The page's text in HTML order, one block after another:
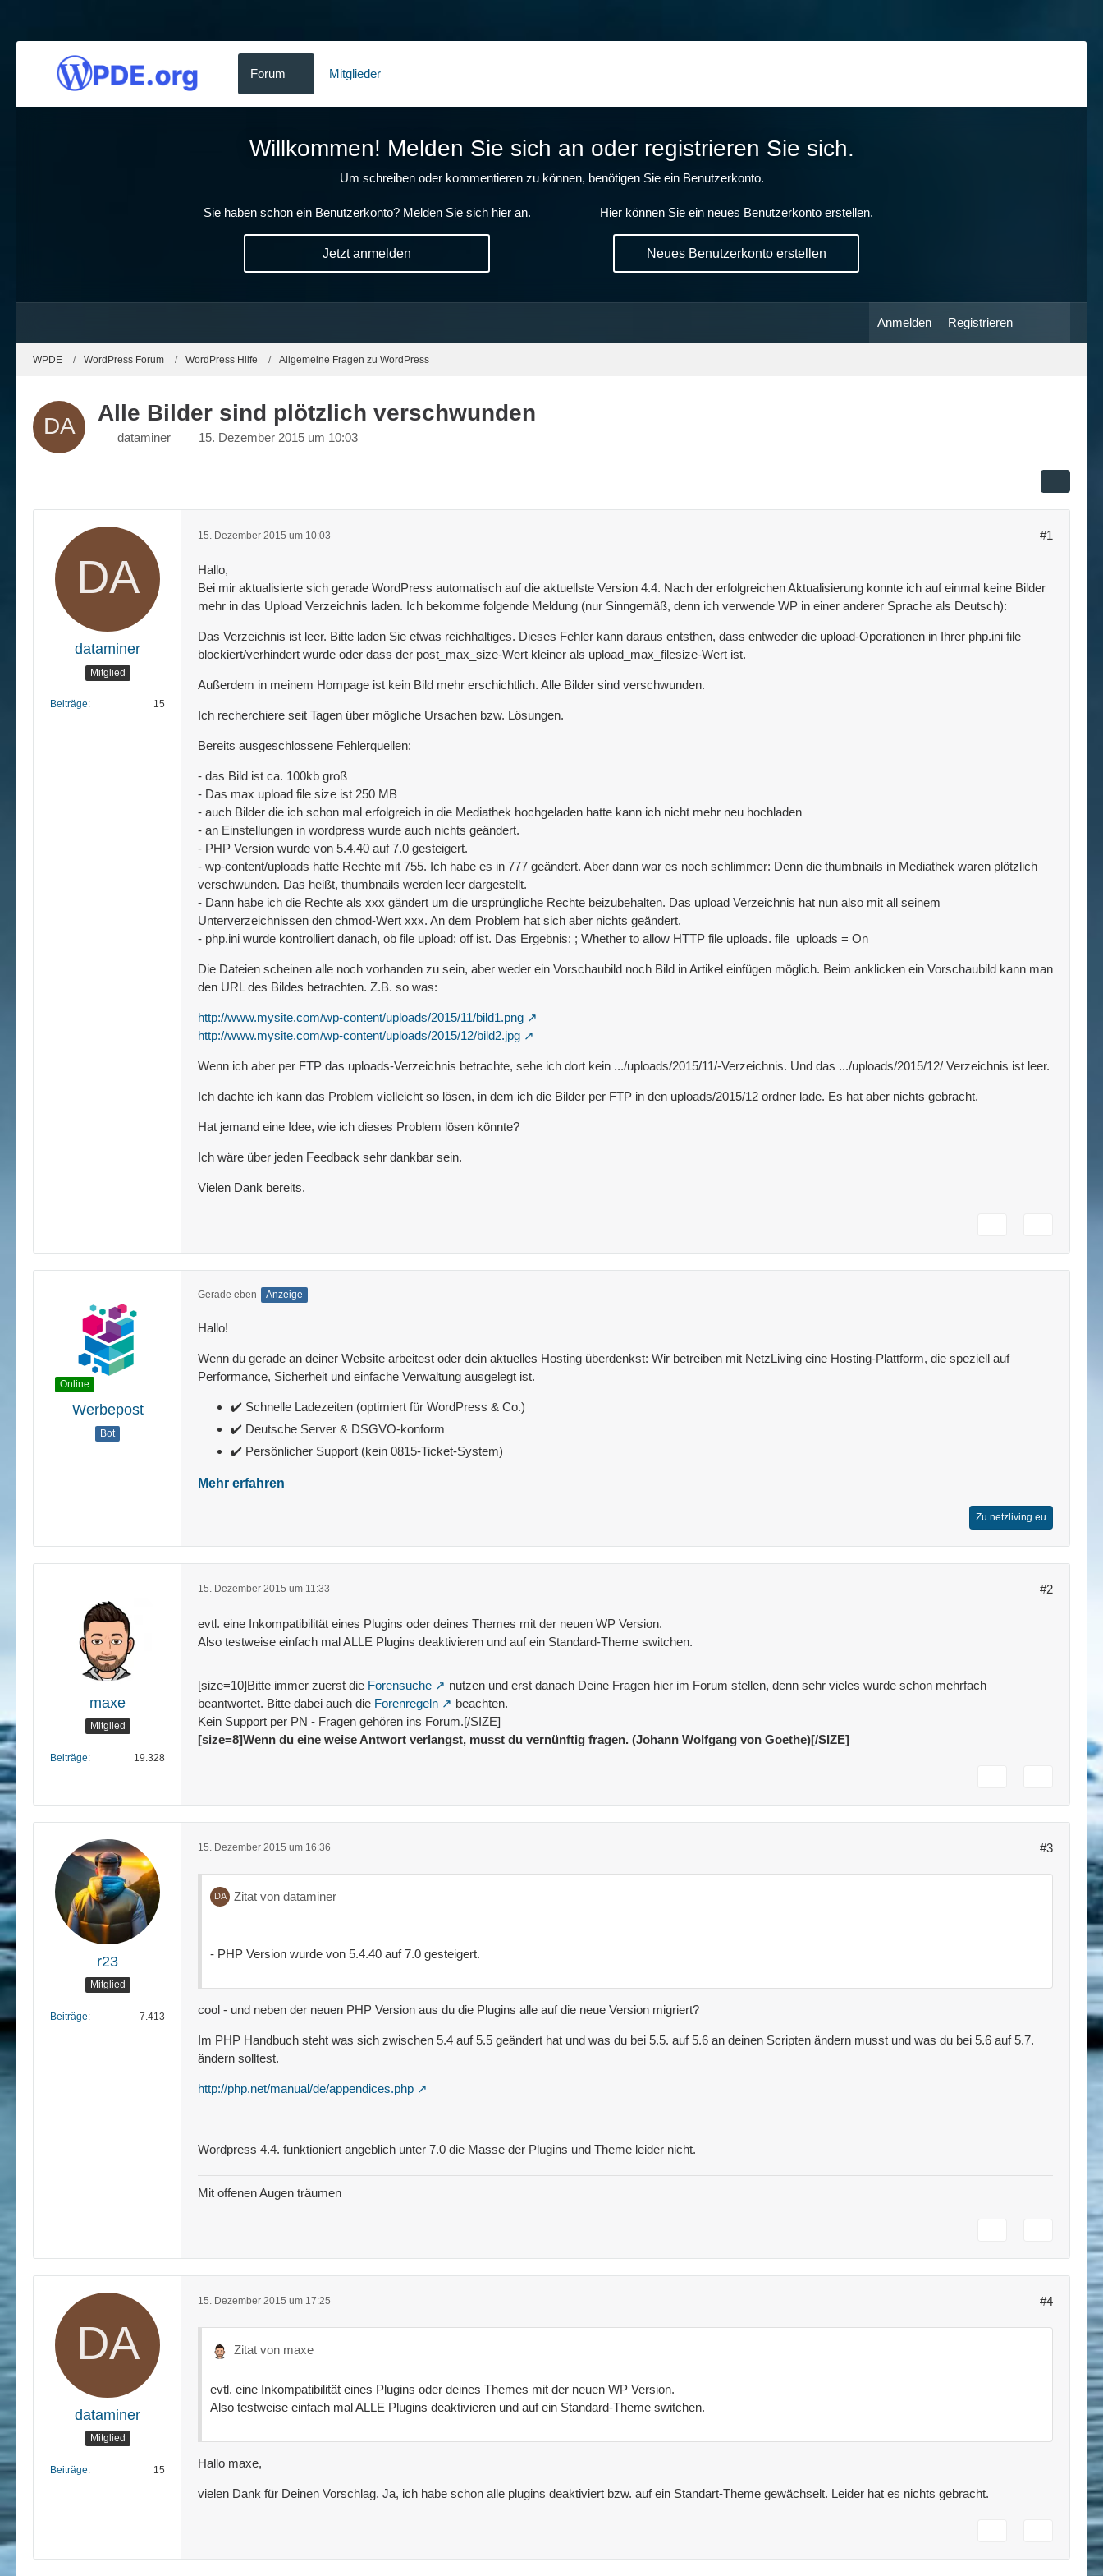
Forum Mitglieder
Willkommen! Melden Sie sich an oder registrieren Sie sich.
Um schreiben oder kommentieren zu können, benötigen Sie ein Benutzerkonto.
Sie haben schon ein Benutzerkonto? Melden Sie sich hier an.
Jetzt anmelden
Hier können Sie ein neues Benutzerkonto erstellen.
Neues Benutzerkonto erstellen
Anmelden Registrieren
WPDE WordPress Forum WordPress Hilfe Allgemeine Fragen zu WordPress
Alle Bilder sind plötzlich verschwunden
dataminer 15. Dezember 2015 um 10:03
dataminer
Mitglied
Beiträge 15
15. Dezember 2015 um 10:03 #1
Hallo,
Bei mir aktualisierte sich gerade WordPress automatisch auf die aktuellste Version 4.4. Nach der erfolgreichen Aktualisierung konnte ich auf einmal keine Bilder
mehr in das Upload Verzeichnis laden. Ich bekomme folgende Meldung (nur Sinngemäß, denn ich verwende WP in einer anderer Sprache als Deutsch):
Das Verzeichnis ist leer. Bitte laden Sie etwas reichhaltiges. Dieses Fehler kann daraus entsthen, dass entweder die upload-Operationen in Ihrer php.ini file
blockiert/verhindert wurde oder dass der post_max_size-Wert kleiner als upload_max_filesize-Wert ist.
Außerdem in meinem Hompage ist kein Bild mehr erschichtlich. Alle Bilder sind verschwunden.
Ich recherchiere seit Tagen über mögliche Ursachen bzw. Lösungen.
Bereits ausgeschlossene Fehlerquellen:
- das Bild ist ca. 100kb groß
- Das max upload file size ist 250 MB
- auch Bilder die ich schon mal erfolgreich in die Mediathek hochgeladen hatte kann ich nicht mehr neu hochladen
- an Einstellungen in wordpress wurde auch nichts geändert.
- PHP Version wurde von 5.4.40 auf 7.0 gesteigert.
- wp-content/uploads hatte Rechte mit 755. Ich habe es in 777 geändert. Aber dann war es noch schlimmer: Denn die thumbnails in Mediathek waren plötzlich
verschwunden. Das heißt, thumbnails werden leer dargestellt.
- Dann habe ich die Rechte als xxx gändert um die ursprüngliche Rechte beizubehalten. Das upload Verzeichnis hat nun also mit all seinem
Unterverzeichnissen den chmod-Wert xxx. An dem Problem hat sich aber nichts geändert.
- php.ini wurde kontrolliert danach, ob file upload: off ist. Das Ergebnis: ; Whether to allow HTTP file uploads. file_uploads = On
Die Dateien scheinen alle noch vorhanden zu sein, aber weder ein Vorschaubild noch Bild in Artikel einfügen möglich. Beim anklicken ein Vorschaubild kann man
den URL des Bildes betrachten. Z.B. so was:
http://www.mysite.com/wp-content/uploads/2015/11/bild1.png
http://www.mysite.com/wp-content/uploads/2015/12/bild2.jpg
Wenn ich aber per FTP das uploads-Verzeichnis betrachte, sehe ich dort kein .../uploads/2015/11/-Verzeichnis. Und das .../uploads/2015/12/ Verzeichnis ist leer.
Ich dachte ich kann das Problem vielleicht so lösen, in dem ich die Bilder per FTP in den uploads/2015/12 ordner lade. Es hat aber nichts gebracht.
Hat jemand eine Idee, wie ich dieses Problem lösen könnte?
Ich wäre über jeden Feedback sehr dankbar sein.
Vielen Dank bereits.
Online
Werbepost
Bot
Gerade eben Anzeige
Hallo!
Wenn du gerade an deiner Website arbeitest oder dein aktuelles Hosting überdenkst: Wir betreiben mit NetzLiving eine Hosting-Plattform, die speziell auf
Performance, Sicherheit und einfache Verwaltung ausgelegt ist.
✔️ Schnelle Ladezeiten (optimiert für WordPress & Co.)
✔️ Deutsche Server & DSGVO-konform
✔️ Persönlicher Support (kein 0815-Ticket-System)
Mehr erfahren
Zu netzliving.eu
maxe
Mitglied
Beiträge 19.328
15. Dezember 2015 um 11:33 #2
evtl. eine Inkompatibilität eines Plugins oder deines Themes mit der neuen WP Version.
Also testweise einfach mal ALLE Plugins deaktivieren und auf ein Standard-Theme switchen.
[size=10]Bitte immer zuerst die Forensuche
nutzen und erst danach Deine Fragen hier im Forum stellen, denn sehr vieles wurde schon mehrfach
beantwortet. Bitte dabei auch die Forenregeln
beachten.
Kein Support per PN - Fragen gehören ins Forum.[/SIZE]
[size=8]Wenn du eine weise Antwort verlangst, musst du vernünftig fragen. (Johann Wolfgang von Goethe)[/SIZE]
r23
Mitglied
Beiträge 7.413
15. Dezember 2015 um 16:36 #3
Zitat von dataminer
- PHP Version wurde von 5.4.40 auf 7.0 gesteigert.
cool - und neben der neuen PHP Version aus du die Plugins alle auf die neue Version migriert?
Im PHP Handbuch steht was sich zwischen 5.4 auf 5.5 geändert hat und was du bei 5.5. auf 5.6 an deinen Scripten ändern musst und was du bei 5.6 auf 5.7.
ändern solltest.
http://php.net/manual/de/appendices.php
Wordpress 4.4. funktioniert angeblich unter 7.0 die Masse der Plugins und Theme leider nicht.
Mit offenen Augen träumen
dataminer
Mitglied
Beiträge 15
15. Dezember 2015 um 17:25 #4
Zitat von maxe
evtl. eine Inkompatibilität eines Plugins oder deines Themes mit der neuen WP Version.
Also testweise einfach mal ALLE Plugins deaktivieren und auf ein Standard-Theme switchen.
Hallo maxe,
vielen Dank für Deinen Vorschlag. Ja, ich habe schon alle plugins deaktiviert bzw. auf ein Standart-Theme gewächselt. Leider hat es nichts gebracht.